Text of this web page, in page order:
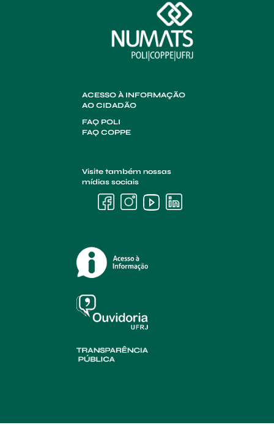
ACESSO À INFORMAÇÃO
AO CIDADÃO
FAQ POLI
FAQ COPPE
Visite também nossas
mídias sociais